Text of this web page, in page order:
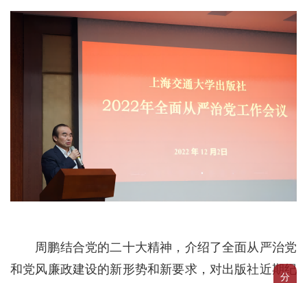
分
周鹏结合党的二十大精神，介绍了全面从严治党
和党风廉政建设的新形势和新要求，对出版社近期纪